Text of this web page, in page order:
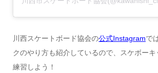
川西スケートボード協会の公式Instagramで
クのやり方も紹介しているので、スケボーキ
練習しよう！